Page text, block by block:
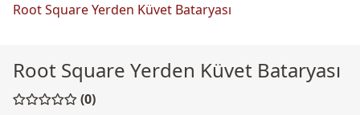
Root Square Yerden Küvet Bataryası
Root Square Yerden Küvet Bataryası
(0)